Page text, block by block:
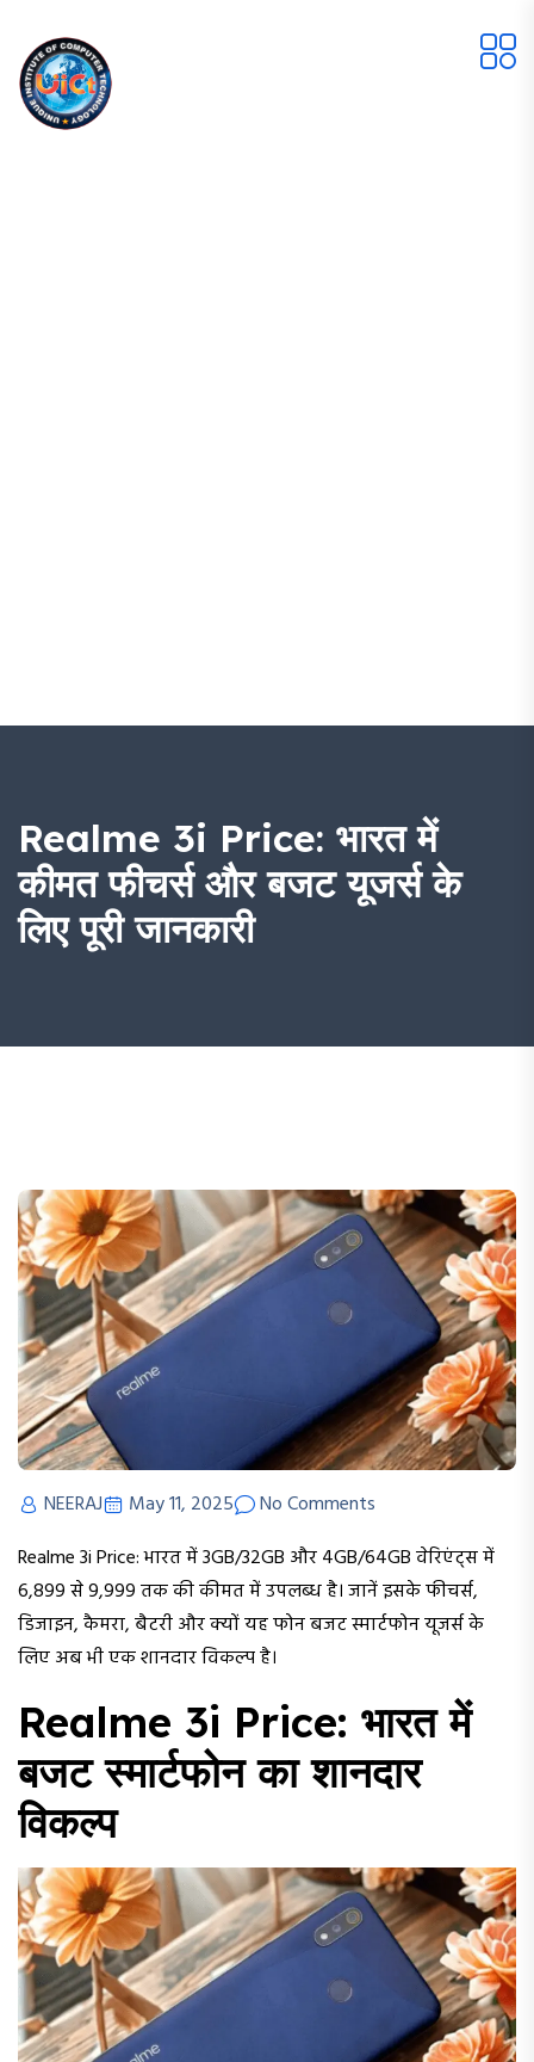
Realme 3i Price: भारत में
कीमत फीचर्स और बजट यूजर्स के
लिए पूरी जानकारी
NEERAJ May 11, 2025
No Comments
Realme 3i Price: भारत में 3GB/32GB और 4GB/64GB वेरिएंट्स में
₹6,899 से ₹9,999 तक की कीमत में उपलब्ध है। जानें इसके फीचर्स,
डिजाइन, कैमरा, बैटरी और क्यों यह फोन बजट स्मार्टफोन यूजर्स के
लिए अब भी एक शानदार विकल्प है।
Realme 3i Price: भारत में
बजट स्मार्टफोन का शानदार
विकल्प